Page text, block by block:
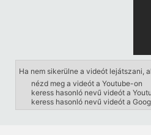
Ha nem sikerülne a videót lejátszani,
nézd meg a videót a Youtube-on
keress hasonló nevű videót a
keress hasonló nevű videót a